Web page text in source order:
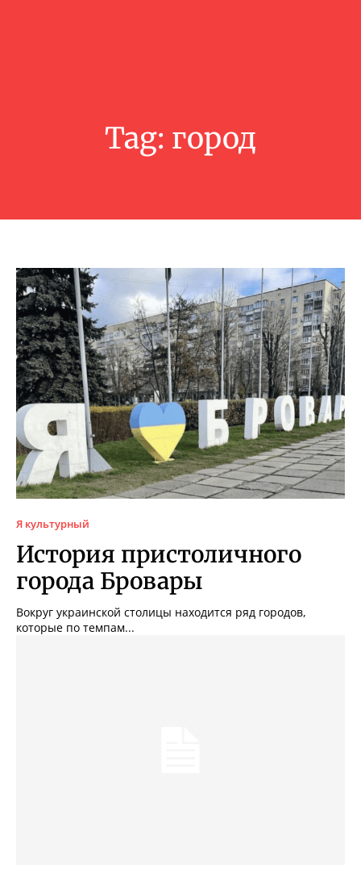
Tag: город
Я культурный
История пристоличного
города Бровары
Вокруг украинской столицы находится ряд городов,
которые по темпам...